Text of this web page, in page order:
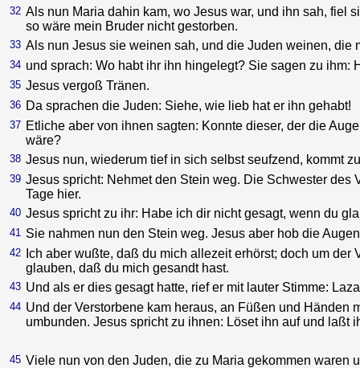
32 Als nun Maria dahin kam, wo Jesus war, und ihn sah, fiel
so wäre mein Bruder nicht gestorben.
33 Als nun Jesus sie weinen sah, und die Juden weinen, die
34 und sprach: Wo habt ihr ihn hingelegt? Sie sagen zu ihm:
35 Jesus vergoß Tränen.
36 Da sprachen die Juden: Siehe, wie lieb hat er ihn gehabt!
37 Etliche aber von ihnen sagten: Konnte dieser, der die
wäre?
38 Jesus nun, wiederum tief in sich selbst seufzend, kommt
39 Jesus spricht: Nehmet den Stein weg. Die Schwester des
Tage hier.
40 Jesus spricht zu ihr: Habe ich dir nicht gesagt, wenn du
41 Sie nahmen nun den Stein weg. Jesus aber hob die
42
Ich aber wußte, daß du mich allezeit erhörst; doch um
glauben, daß du mich gesandt hast.
43 Und als er dies gesagt hatte, rief er mit lauter Stimme:
44 Und der Verstorbene kam heraus, an Füßen und
umbunden. Jesus spricht zu ihnen: Löset ihn auf und laßt
45 Viele nun von den Juden, die zu Maria gekommen waren